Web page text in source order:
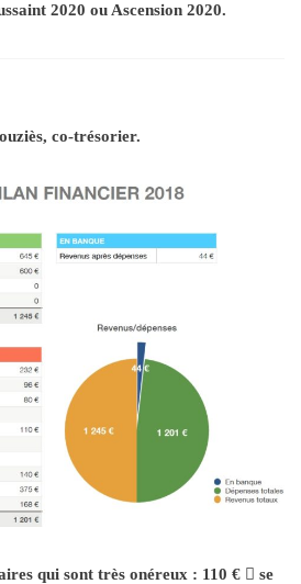
2020 ou Ascension 2020.
co-trésorier.
qui sont très onéreux : 110 €  se